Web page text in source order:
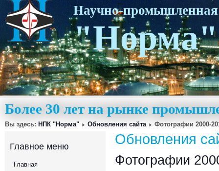
Научно-
"Норма"
Более 30 лет на рынке
Вы здесь: НПК "Норма" Обновления сайта Фотографии 2000-
Главное меню
Главная
Обновления
Фотографии